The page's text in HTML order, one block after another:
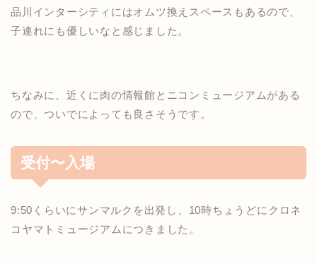
品川インターシティにはオムツ換えスペースもあるので、
子連れにも優しいなと感じました。
ちなみに、近くに肉の情報館とニコンミュージアムがある
ので、ついでによっても良さそうです。
受付〜入場
9:50くらいにサンマルクを出発し、10時ちょうどにクロネ
コヤマトミュージアムにつきました。